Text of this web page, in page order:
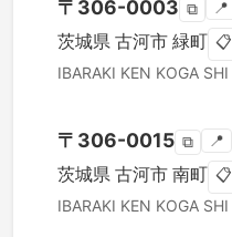
〒 306-0003 ⧉ 📍
茨城県 古河市 緑町 📋
IBARAKI KEN KOGA SHI
〒 306-0015 ⧉ 📍
茨城県 古河市 南町 📋
IBARAKI KEN KOGA SHI